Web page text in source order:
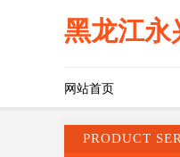
黑龙江永
网站首页
PRODUCT